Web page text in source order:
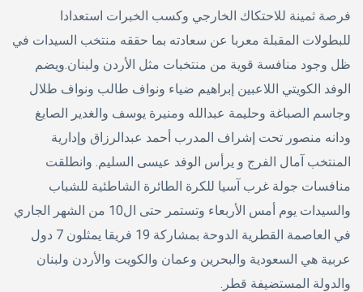
فرصة ثمينة للاحتكاك الخارجي وكسب الخبرات استعدادا
للبطولات المقبلة معربا عن سعادته بما حققه منتخب السيدات في
ظل وجود منافسة قوية من منتخبات مثل الأردن ولبنان.ويضم
الوفد الكويتي اللاعبين إبراهيم ضياء ونواف طالب ونواف طلال
وجاسم الصباغة وحليمة عبدالله ومنيرة يوسف والغدير الصايغ
ودانه منصور تحت إشراف المدرب أحمد عبدالرزاق وإدارية
المنتخب آمال الفرج و يرأس الوفد عيسى السليم. وانطلقت
منافسات جولة غرب آسيا للكرة الطائرة الشاطئية للشباب
والسيدات يوم أمس الأربعاء وتستمر حتى ال10 من الشهر الجاري
في العاصمة القطرية الدوحة بمشاركة 19 فريقا يمثلون 7 دول
عربية هي السعودية والبحرين وعمان والكويت والأردن ولبنان
والدولة المستضيفة قطر.